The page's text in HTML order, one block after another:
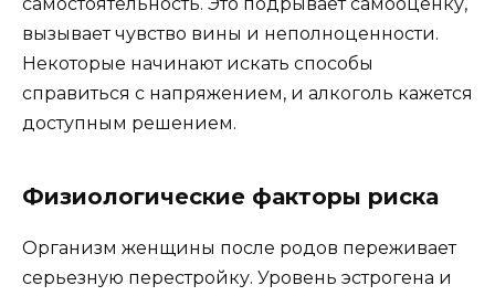
вызывает чувство вины и неполноценности.
Некоторые начинают искать способы
справиться с напряжением, и алкоголь кажется
доступным решением.
Физиологические факторы риска
Организм женщины после родов переживает
серьезную перестройку. Уровень эстрогена и